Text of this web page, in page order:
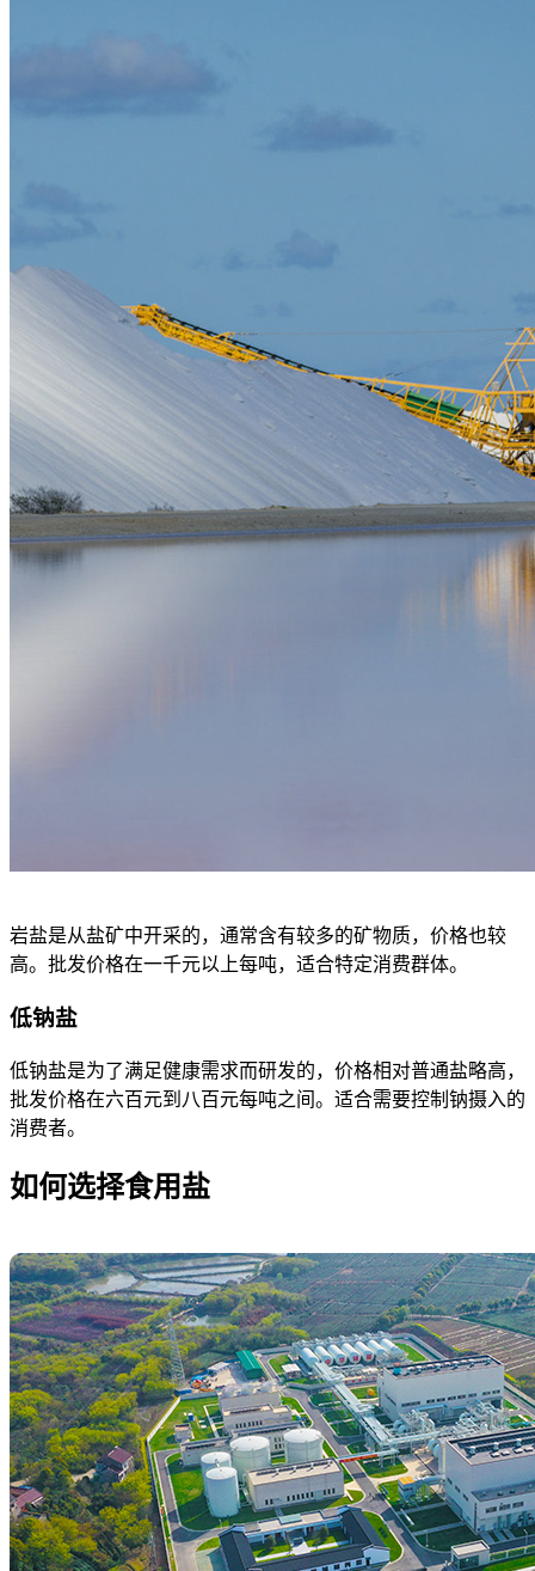
岩盐是从盐矿中开采的，通常含有较多的矿物质，价格也较
高。批发价格在一千元以上每吨，适合特定消费群体。
低钠盐
低钠盐是为了满足健康需求而研发的，价格相对普通盐略高，
批发价格在六百元到八百元每吨之间。适合需要控制钠摄入的
消费者。
如何选择食用盐